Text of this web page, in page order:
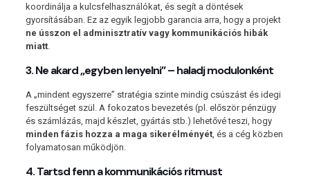
koordinálja a kulcsfelhasználókat, és segít a döntések
gyorsításában. Ez az egyik legjobb garancia arra, hogy a projekt
ne ússzon el adminisztratív vagy kommunikációs hibák
miatt.
3. Ne akard „egyben lenyelni” – haladj modulonként
A „mindent egyszerre” stratégia szinte mindig csúszást és idegi
feszültséget szül. A fokozatos bevezetés (pl. először pénzügy
és számlázás, majd készlet, gyártás stb.) lehetővé teszi, hogy
minden fázis hozza a maga sikerélményét, és a cég közben
folyamatosan működjön.
4. Tartsd fenn a kommunikációs ritmust